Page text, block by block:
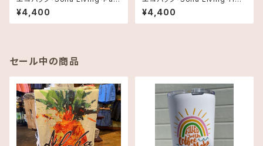
m Tree with Stripes
¥4,400
conia
¥4,400
セール中の商品